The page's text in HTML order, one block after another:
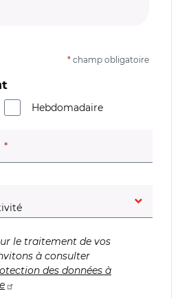
* champ obligatoire
Hebdomadaire
(champ obligatoire)
le traitement de vos
à consulter
des données à